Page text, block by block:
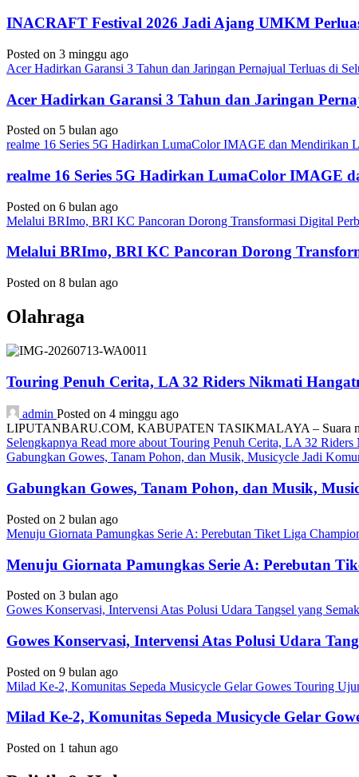
INACRAFT Festival 2026 Jadi Ajang UMKM
Posted on 3 minggu ago
Acer Hadirkan Garansi 3 Tahun dan Jaringan Pernajual Terluas di
Acer Hadirkan Garansi 3 Tahun dan Jaringan
Posted on 5 bulan ago
realme 16 Series 5G Hadirkan LumaColor IMAGE dan
realme 16 Series 5G Hadirkan LumaColor IMAGE
Posted on 6 bulan ago
Melalui BRImo, BRI KC Pancoran Dorong Transformasi Digital
Melalui BRImo, BRI KC Pancoran Dorong
Posted on 8 bulan ago
Olahraga
Touring Penuh Cerita, LA 32 Riders Nikmati
admin Posted on 4 minggu ago
LIPUTANBARU.COM, KABUPATEN TASIKMALAYA – Suara
Selengkapnya Read more about Touring Penuh Cerita, LA 32
Gabungkan Gowes, Tanam Pohon, dan Musik, Musicycle Jadi
Gabungkan Gowes, Tanam Pohon, dan Musik,
Posted on 2 bulan ago
Menuju Giornata Pamungkas Serie A: Perebutan Tiket Liga
Menuju Giornata Pamungkas Serie A: Perebutan
Posted on 3 bulan ago
Gowes Konservasi, Intervensi Atas Polusi Udara Tangsel yang
Gowes Konservasi, Intervensi Atas Polusi Udara
Posted on 9 bulan ago
Milad Ke-2, Komunitas Sepeda Musicycle Gelar Gowes Touring
Milad Ke-2, Komunitas Sepeda Musicycle Gelar
Posted on 1 tahun ago